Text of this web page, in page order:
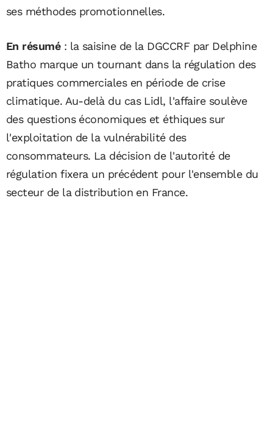
ses méthodes promotionnelles.
En résumé: la saisine de la DGCCRF par Delphine
Batho marque un tournant dans la régulation des
pratiques commerciales en période de crise
climatique. Au-delà du cas Lidl, l'affaire soulève
des questions économiques et éthiques sur
l'exploitation de la vulnérabilité des
consommateurs. La décision de l'autorité de
régulation fixera un précédent pour l'ensemble du
secteur de la distribution en France.